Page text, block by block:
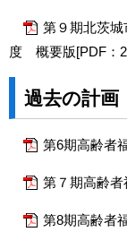
第９期北茨
度 概要版[PDF：
過去の計画
第6期高齢者
第７期高齢
第8期高齢者